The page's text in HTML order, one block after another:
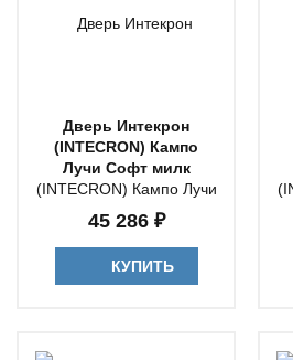
Дверь Интекрон
(INTECRON) Кампо
Лучи Софт милк
45 286 ₽
КУПИТЬ